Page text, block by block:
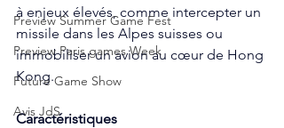
Preview Summer Game Fest
Preview Paris games Week
Future Game Show
Avis JdS
à enjeux élevés, comme intercepter un
missile dans les Alpes suisses ou
immobiliser un avion au cœur de Hong
Kong.
Caractéristiques